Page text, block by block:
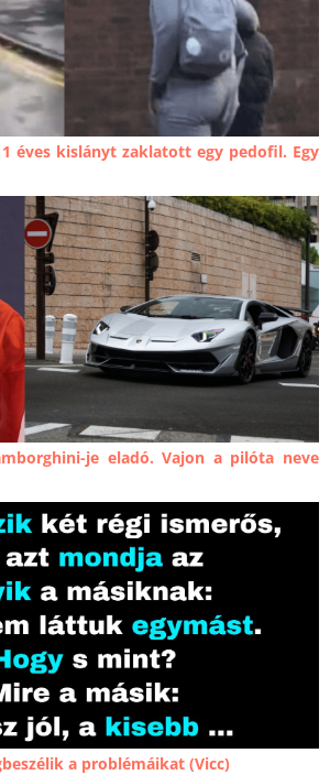
éves kislányt zaklatott egy pedofil. Egy
je eladó. Vajon a pilóta neve
a problémáikat (Vicc)